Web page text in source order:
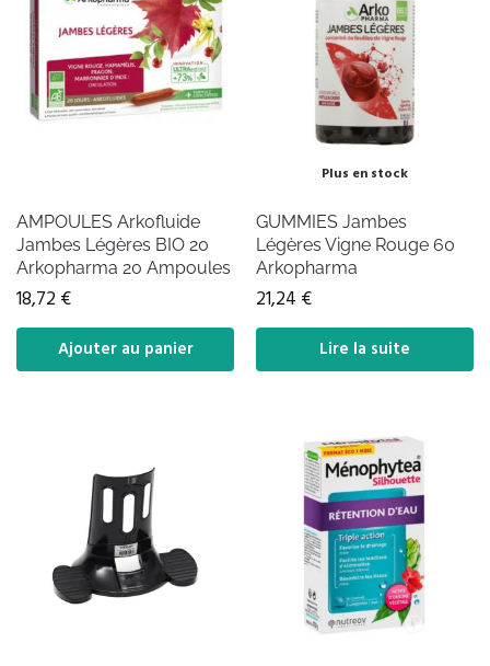
AMPOULES Arkofluide
Jambes Légères BIO 20
Arkopharma 20 Ampoules
18,72 €
Ajouter au panier
Plus en stock
GUMMIES Jambes
Légères Vigne Rouge 60
Arkopharma
21,24 €
Lire la suite